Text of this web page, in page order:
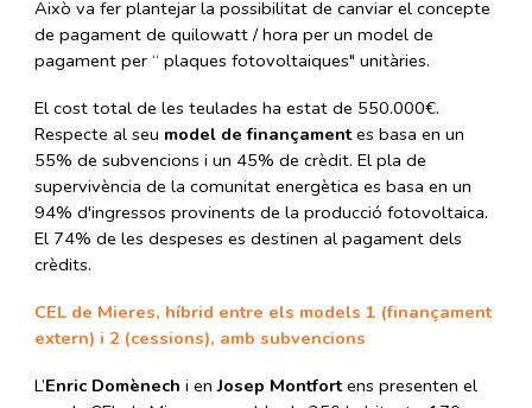
Això va fer plantejar la possibilitat de canviar el concepte
de pagament de quilowatt / hora per un model de
pagament per “ plaques fotovoltaiques" unitàries.
El cost total de les teulades ha estat de 550.000€.
Respecte al seu model de finançamentes basa en un
55% de subvencions i un 45% de crèdit. El pla de
supervivència de la comunitat energètica es basa en un
94% d'ingressos provinents de la producció fotovoltaica.
El 74% de les despeses es destinen al pagament dels
crèdits.
CEL de Mieres, híbrid entre els models 1 (finançament
extern) i 2 (cessions), amb subvencions
L’Enric Domènech i enJosep Montfortens presenten el